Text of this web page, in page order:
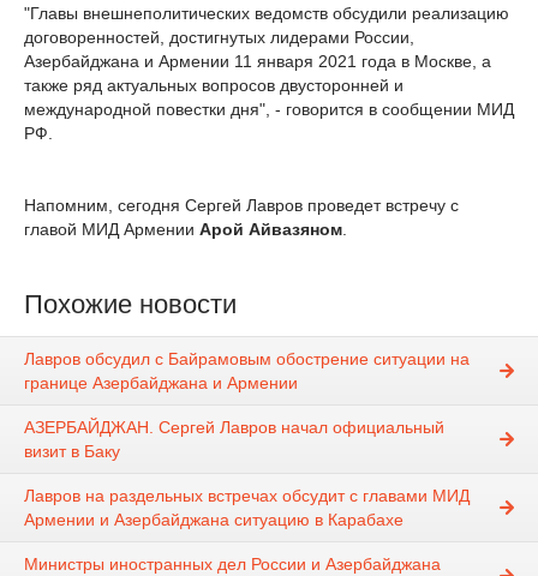
"Главы внешнеполитических ведомств обсудили реализацию
договоренностей, достигнутых лидерами России,
Азербайджана и Армении 11 января 2021 года в Москве, а
также ряд актуальных вопросов двусторонней и
международной повестки дня", - говорится в сообщении МИД
РФ.
Напомним, сегодня Сергей Лавров проведет встречу с
главой МИД Армении Арой Айвазяном
Похожие новости
Лавров обсудил с Байрамовым обострение ситуации на
границе Азербайджана и Армении
АЗЕРБАЙДЖАН. Сергей Лавров начал официальный
визит в Баку
Лавров на раздельных встречах обсудит с главами МИД
Армении и Азербайджана ситуацию в Карабахе
Министры иностранных дел России и Азербайджана